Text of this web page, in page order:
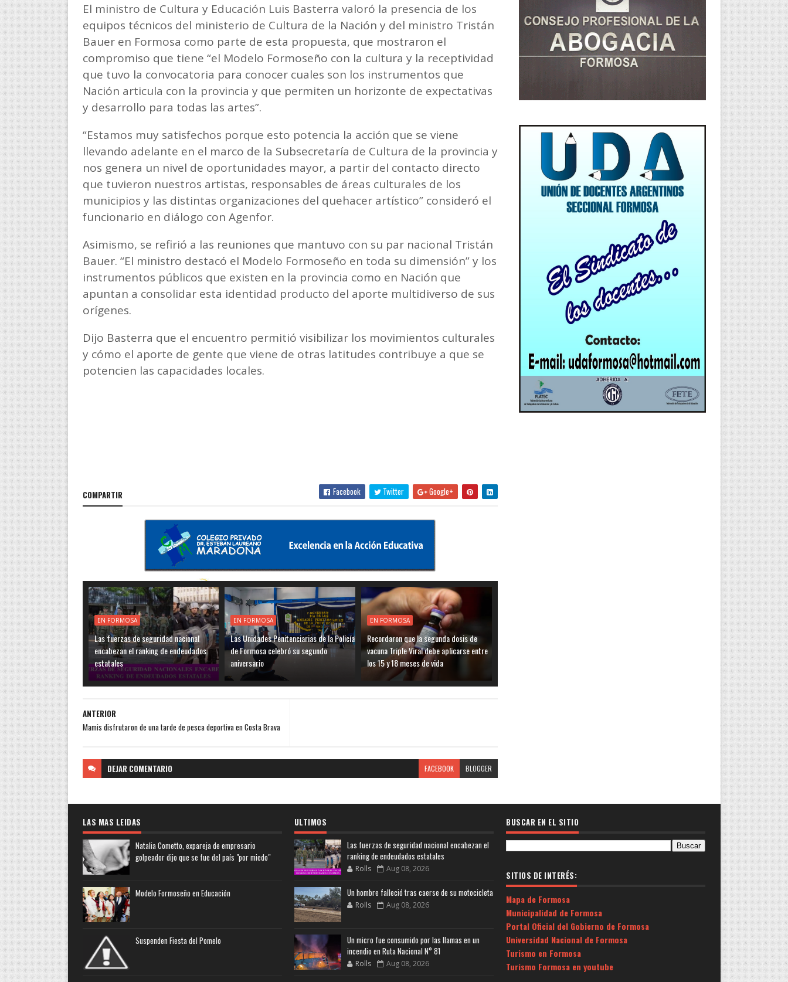
El ministro de Cultura y Educación Luis Basterra valoró la presencia de los
equipos técnicos del ministerio de Cultura de la Nación y del ministro Tristán
Bauer en Formosa como parte de esta propuesta, que mostraron el
compromiso que tiene “el Modelo Formoseño con la cultura y la receptividad
que tuvo la convocatoria para conocer cuales son los instrumentos que
Nación articula con la provincia y que permiten un horizonte de expectativas
y desarrollo para todas las artes”.
“Estamos muy satisfechos porque esto potencia la acción que se viene
llevando adelante en el marco de la Subsecretaría de Cultura de la provincia y
nos genera un nivel de oportunidades mayor, a partir del contacto directo
que tuvieron nuestros artistas, responsables de áreas culturales de los
municipios y las distintas organizaciones del quehacer artístico” consideró el
funcionario en diálogo con Agenfor.
Asimismo, se refirió a las reuniones que mantuvo con su par nacional Tristán
Bauer. “El ministro destacó el Modelo Formoseño en toda su dimensión” y los
instrumentos públicos que existen en la provincia como en Nación que
apuntan a consolidar esta identidad producto del aporte multidiverso de sus
orígenes.
Dijo Basterra que el encuentro permitió visibilizar los movimientos culturales
y cómo el aporte de gente que viene de otras latitudes contribuye a que se
potencien las capacidades locales.
COMPARTIR Facebook Twitter Google+
EN FORMOSA
Las fuerzas de seguridad nacional
encabezan el ranking de endeudados
estatales
EN FORMOSA
Las Unidades Penitenciarias de la Policía
de Formosa celebró su segundo
aniversario
EN FORMOSA
Recordaron que la segunda dosis de
vacuna Triple Viral debe aplicarse entre
los 15 y 18 meses de vida
ANTERIOR
Mamis disfrutaron de una tarde de pesca deportiva en Costa Brava
DEJAR COMENTARIO FACEBOOK BLOGGER
LAS MAS LEIDAS
Natalia Cometto, expareja de empresario
golpeador dijo que se fue del país "por miedo"
Modelo Formoseño en Educación
Suspenden Fiesta del Pomelo
ULTIMOS
Las fuerzas de seguridad nacional encabezan el
ranking de endeudados estatales
Rolls Aug 08, 2026
Un hombre falleció tras caerse de su motocicleta
Rolls Aug 08, 2026
Un micro fue consumido por las llamas en un
incendio en Ruta Nacional N° 81
Rolls Aug 08, 2026
BUSCAR EN EL SITIO
SITIOS DE INTERÉS:
Mapa de Formosa
Municipalidad de Formosa
Portal Oficial del Gobierno de Formosa
Universidad Nacional de Formosa
Turismo en Formosa
Turismo Formosa en youtube